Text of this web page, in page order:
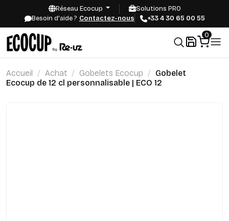
Réseau Ecocup
Solutions PRO
Besoin d'aide ? Contactez-nous +33 4 30 65 00 55
0
Accueil Achat Gobelets Ecocup
Gobelet
Ecocup de 12 cl personnalisable | ECO 12